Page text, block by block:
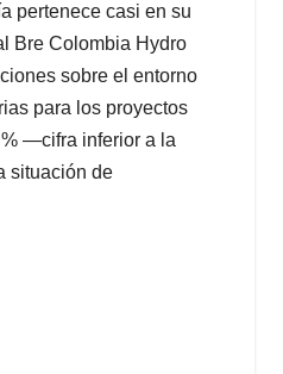
pertenece casi en su
Bre Colombia Hydro
sobre el entorno
para los proyectos
—cifra inferior a la
situación de